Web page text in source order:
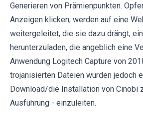
Generieren von Prämienpunkten.
Anzeigen klicken, werden auf eine
weitergeleitet, die sie dazu drängt,
herunterzuladen, die angeblich eine
Anwendung Logitech Capture von
trojanisierten Dateien wurden jedoch
Download/die Installation von Cinobi
Ausführung - einzuleiten.